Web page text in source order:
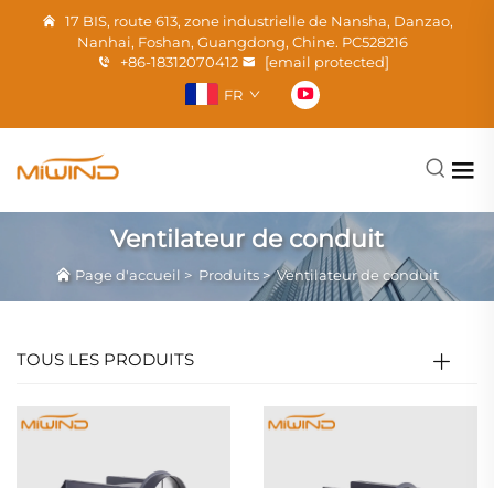
17 BIS, route 613, zone industrielle de Nansha, Danzao,
Nanhai, Foshan, Guangdong, Chine. PC528216
+86-18312070412
[email protected]
FR
Ventilateur de conduit
Page d'accueil > Produits >Ventilateur de conduit
TOUS LES PRODUITS